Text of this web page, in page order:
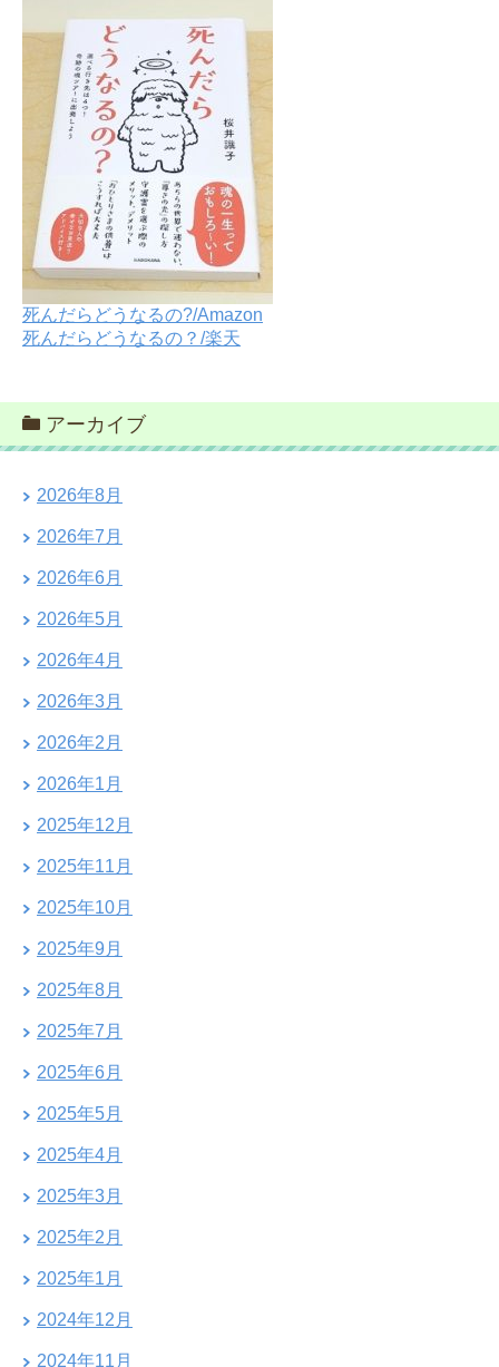
死んだらどうなるの?/Amazon
死んだらどうなるの？/楽天
アーカイブ
2026年8月
2026年7月
2026年6月
2026年5月
2026年4月
2026年3月
2026年2月
2026年1月
2025年12月
2025年11月
2025年10月
2025年9月
2025年8月
2025年7月
2025年6月
2025年5月
2025年4月
2025年3月
2025年2月
2025年1月
2024年12月
2024年11月